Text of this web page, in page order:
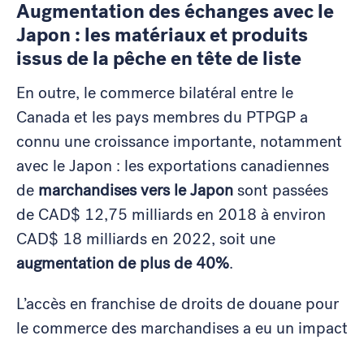
Augmentation des échanges avec le
Japon : les matériaux et produits
issus de la pêcheen tête de liste
En outre, le commerce bilatéral entre le
Canada et les pays membres du PTPGP a
connu une croissance importante, notamment
avec le Japon : les exportations canadiennes
de marchandises vers le Japonsont passées
de CAD$ 12,75 milliards en 2018 à environ
CAD$ 18 milliards en 2022, soit une
augmentation de plus de 40%.
L’accès en franchise de droits de douane pour
le commerce des marchandises a eu un impact